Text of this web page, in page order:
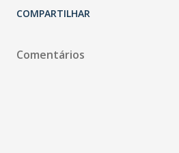
COMPARTILHAR
Comentários